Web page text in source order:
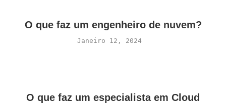
O que faz um engenheiro de nuvem?
Janeiro 12, 2024
O que faz um especialista em Cloud